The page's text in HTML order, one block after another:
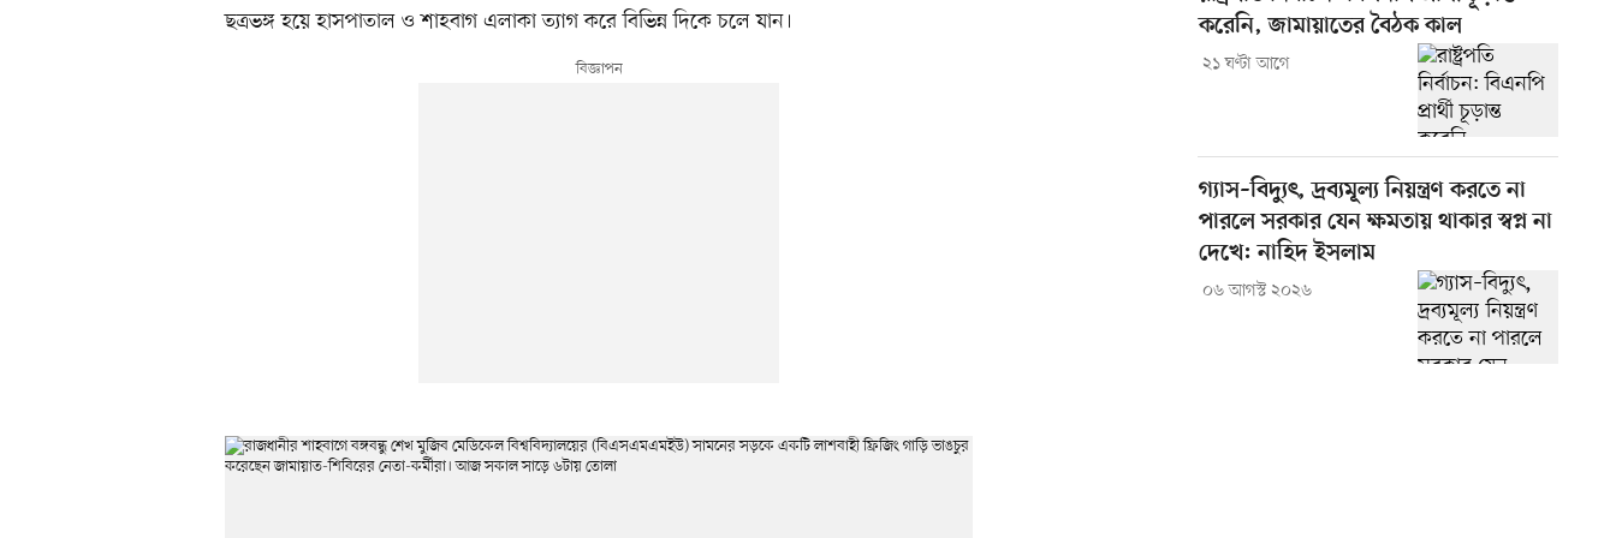
ছত্রভঙ্গ হয়ে হাসপাতাল ও শাহবাগ এলাকা ত্যাগ করে বিভিন্ন দিকে চলে যান।
করেনি, জামায়াতের বৈঠক কাল
২১ ঘণ্টা আগে
গ্যাস–বিদ্যুৎ, দ্রব্যমূল্য নিয়ন্ত্রণ করতে না
পারলে সরকার যেন ক্ষমতায় থাকার স্বপ্ন না
দেখে: নাহিদ ইসলাম
০৬ আগস্ট ২০২৬